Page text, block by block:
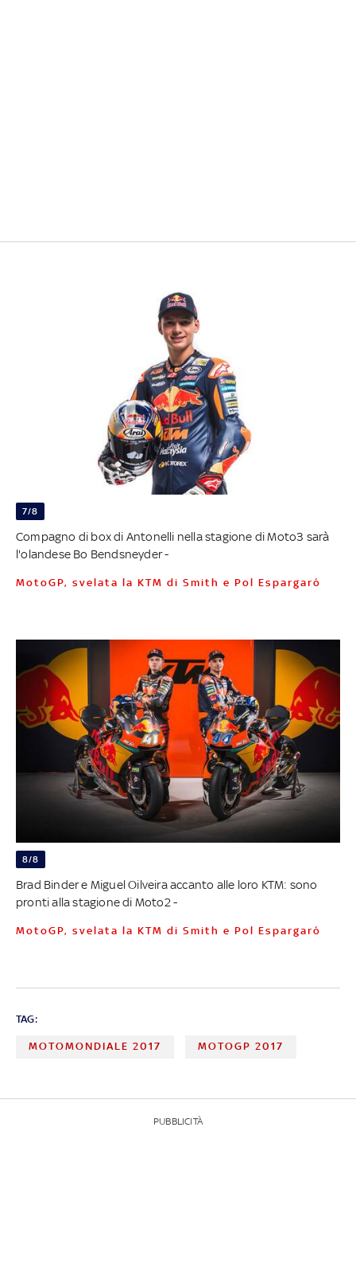
7/8
Compagno di box di Antonelli nella stagione di Moto3 sarà
l'olandese Bo Bendsneyder -
MotoGP, svelata la KTM di Smith e Pol Espargaró
8/8
Brad Binder e Miguel Oilveira accanto alle loro KTM: sono
pronti alla stagione di Moto2 -
MotoGP, svelata la KTM di Smith e Pol Espargaró
TAG:
MOTOMONDIALE 2017 MOTOGP 2017
PUBBLICITÀ